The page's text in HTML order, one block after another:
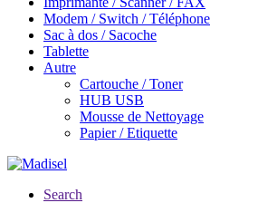
Modem / Switch / Téléphone
Sac à dos / Sacoche
Tablette
Autre
Cartouche / Toner
HUB USB
Mousse de Nettoyage
Papier / Etiquette
Search